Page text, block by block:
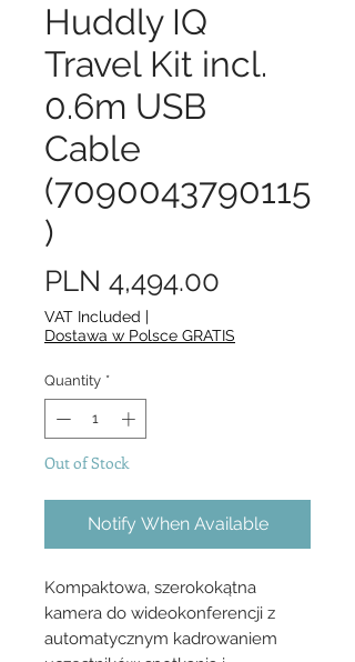
Huddly IQ
Travel Kit incl.
0.6m USB
Cable
(7090043790115
)
PLN 4,494.00
VAT Included |
Dostawa w Polsce GRATIS
Quantity *
Out of Stock
Notify When Available
Kompaktowa, szerokokątna
kamera do wideokonferencji z
automatycznym kadrowaniem